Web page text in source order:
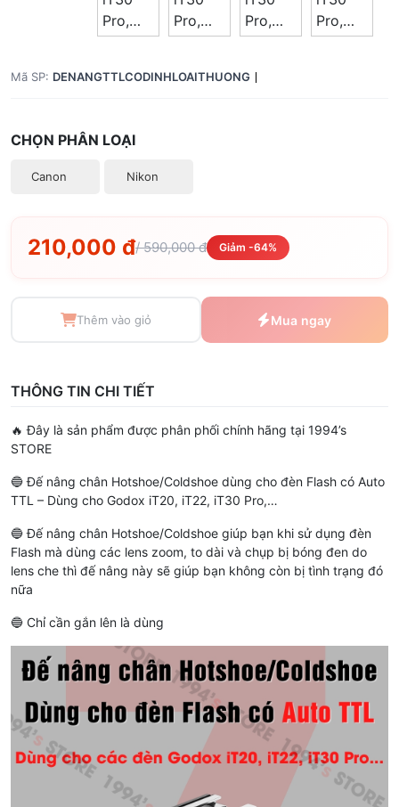
Mã SP: DENANGTTLCODINHLOAITHUONG
CHỌN PHÂN LOẠI
Canon Nikon
210,000 đ/ 590,000 đ Giảm -64%
Thêm vào giỏ Mua ngay
THÔNG TIN CHI TIẾT
🔥 Đây là sản phẩm được phân phối chính hãng tại 1994’s
STORE
🔵 Đế nâng chân Hotshoe/Coldshoe dùng cho đèn Flash có Auto
TTL – Dùng cho Godox iT20, iT22, iT30 Pro,…
🔵 Đế nâng chân Hotshoe/Coldshoe giúp bạn khi sử dụng đèn
Flash mà dùng các lens zoom, to dài và chụp bị bóng đen do
lens che thì đế nâng này sẽ giúp bạn không còn bị tình trạng đó
nữa
🔵 Chỉ cần gắn lên là dùng